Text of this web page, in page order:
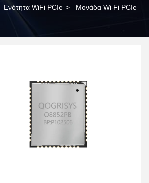
Ενότητα WiFi PCIe > Μονάδα Wi-Fi PCIe